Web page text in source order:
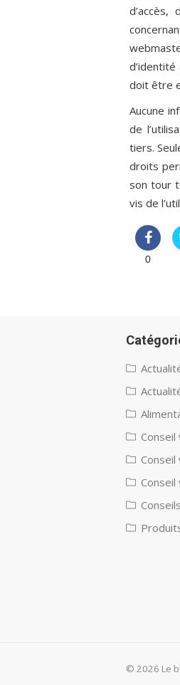
doit être
Aucune
de
tiers.
droits
son tour
vis de
0
Conseil
© 2026 Le